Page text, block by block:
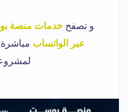
و تصفح خدمات منصة
عبر الواتساب